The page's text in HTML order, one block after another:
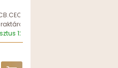
12, szerda